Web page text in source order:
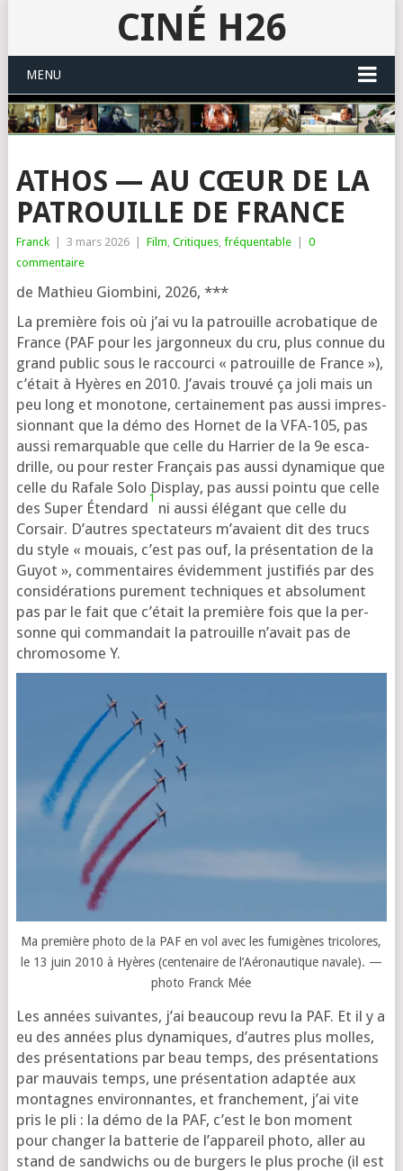
CINÉ H26
MENU
ATHOS — AU CŒUR DE LA
PATROUILLE DE FRANCE
Franck 3 mars 2026 Film, Critiques, fréquentable
0
commentaire
de Mathieu Giombini, 2026, ***
La pre­mière fois où j’ai vu la patrouille acro­ba­tique de
France (PAF pour les jar­gon­neux du cru, plus connue du
grand public sous le rac­cour­ci « patrouille de France »),
c’é­tait à Hyères en 2010. J’avais trou­vé ça joli mais un
peu long et mono­tone, cer­tai­ne­ment pas aus­si impres­
sion­nant que la démo des Hornet de la VFA-105, pas
aus­si remar­quable que celle du Harrier de la 9e esca­
drille, ou pour res­ter Français pas aus­si dyna­mique que
celle du Rafale Solo Display, pas aus­si poin­tu que celle
des Super Étendard
1
ni aus­si élé­gant que celle du
Corsair. D’autres spec­ta­teurs m’a­vaient dit des trucs
du style « mouais, c’est pas ouf, la pré­sen­ta­tion de la
Guyot », com­men­taires évi­dem­ment jus­ti­fiés par des
consi­dé­ra­tions pure­ment tech­niques et abso­lu­ment
pas par le fait que c’é­tait la pre­mière fois que la per­
sonne qui com­man­dait la patrouille n’a­vait pas de
chro­mo­some Y.
Ma pre­mière pho­to de la PAF en vol avec les fumi­gènes tri­co­lores,
le 13 juin 2010 à Hyères (cen­te­naire de l’Aéronautique navale). —
pho­to Franck Mée
Les années sui­vantes, j’ai beau­coup revu la PAF. Et il y a
eu des années plus dyna­miques, d’autres plus molles,
des pré­sen­ta­tions par beau temps, des pré­sen­ta­tions
par mau­vais temps, une pré­sen­ta­tion adap­tée aux
mon­tagnes envi­ron­nantes, et fran­che­ment, j’ai vite
pris le pli : la démo de la PAF, c’est le bon moment
pour chan­ger la bat­te­rie de l’ap­pa­reil pho­to, aller au
stand de sand­wichs ou de bur­gers le plus proche (il est